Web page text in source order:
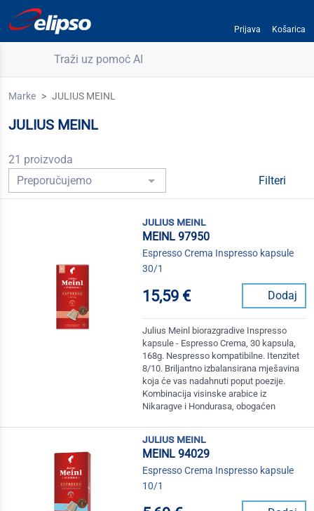
Prijava Košarica
Traži uz pomoć AI
Marke JULIUS MEINL
JULIUS MEINL
21 proizvoda
Filteri
julius meinl
MEINL 97950
Espresso Crema Inspresso kapsule
30/1
15,59 € Dodaj
Julius Meinl biorazgradive Inspresso
kapsule - Espresso Crema, 30 kapsula,
168g. Nespresso kompatibilne. Itenzitet
8/10. Briljantno izbalansirana mješavina
koja će vas nadahnuti poput poezije.
Kombinacija visinske arabice iz
Nikaragve i Hondurasa, obogaćen
julius meinl
MEINL 94029
Espresso Crema Inspresso kapsule
10/1